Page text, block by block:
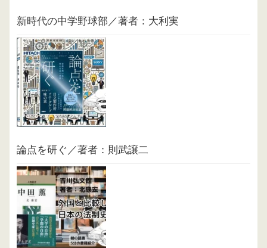
新時代の中学野球部／著者：大利実
論点を研ぐ／著者：則武譲二